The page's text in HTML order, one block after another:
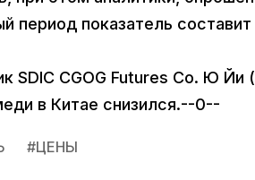
период показатель
SDIC CGOG Futures Co. Ю
в Китае снизился.--0--
#ЦЕНЫ